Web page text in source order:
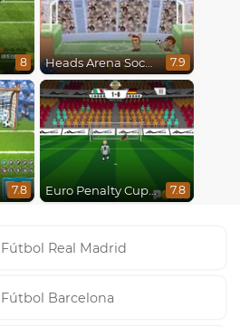
8 Heads Arena Soccer All Stars 7.9
7.8 Euro Penalty Cup 2021 7.8
Real Madrid
Barcelona